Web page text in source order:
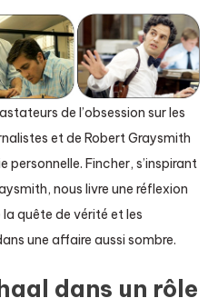
de l’obsession sur les
et de Robert Graysmith
personnelle. Fincher, s’inspirant
nous livre une réflexion
quête de vérité et les
une affaire aussi sombre.
dans un rôle